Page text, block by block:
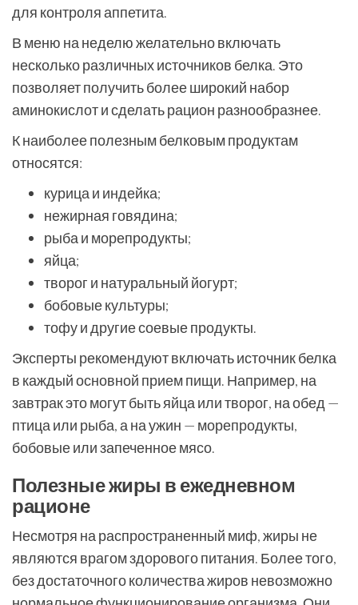
для контроля аппетита.
В меню на неделю желательно включать
несколько различных источников белка. Это
позволяет получить более широкий набор
аминокислот и сделать рацион разнообразнее.
К наиболее полезным белковым продуктам
относятся:
курица и индейка;
нежирная говядина;
рыба и морепродукты;
яйца;
творог и натуральный йогурт;
бобовые культуры;
тофу и другие соевые продукты.
Эксперты рекомендуют включать источник белка
в каждый основной прием пищи. Например, на
завтрак это могут быть яйца или творог, на обед —
птица или рыба, а на ужин — морепродукты,
бобовые или запеченное мясо.
Полезные жиры в ежедневном
рационе
Несмотря на распространенный миф, жиры не
являются врагом здорового питания. Более того,
без достаточного количества жиров невозможно